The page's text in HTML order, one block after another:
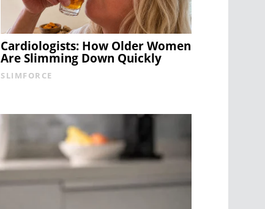
Cardiologists: How Older Women
Are Slimming Down Quickly
SLIMFORCE